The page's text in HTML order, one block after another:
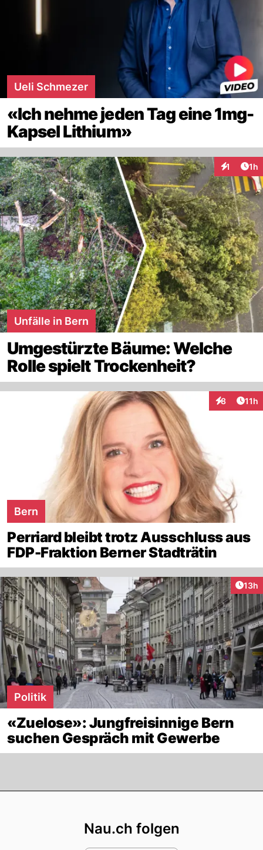
Ueli Schmezer
«Ich nehme jeden Tag eine 1mg-
Kapsel Lithium»
1 1h
Unfälle in Bern
Umgestürzte Bäume: Welche
Rolle spielt Trockenheit?
8 11h
Bern
Perriard bleibt trotz Ausschluss aus
FDP-Fraktion Berner Stadträtin
13h
Politik
«Zuelose»: Jungfreisinnige Bern
suchen Gespräch mit Gewerbe
Nau.ch folgen